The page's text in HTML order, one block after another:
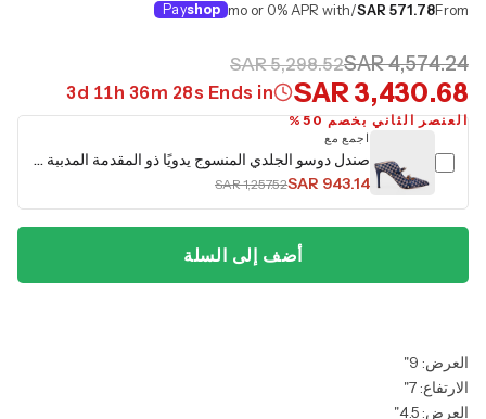
From
SAR 571.78
/mo or 0% APR with
shop
Pay
SAR 4,574.24
SAR 5,298.52
SAR 3,430.68
Ends in
3d 11h 36m 27s
العنصر الثاني بخصم 50%
اجمع مع
صندل دوسو الجلدي المنسوج يدويًا ذو المقدمة المدببة باللون الأزرق الداكن للنساء
SAR 943.14
SAR 1,257.52
أضف إلى السلة
العرض: 9"
الارتفاع: 7"
العرض: 4.5"